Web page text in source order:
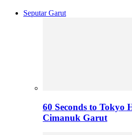
Seputar Garut
60 Seconds to Tokyo
Cimanuk Garut